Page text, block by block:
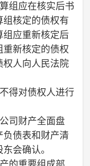
组应在核实后书
组核定的债权有
组应重新核定后
新核定的债权
权人向人民法院
得对债权人进行
司财产全面盘
负债表和财产清
会确认。